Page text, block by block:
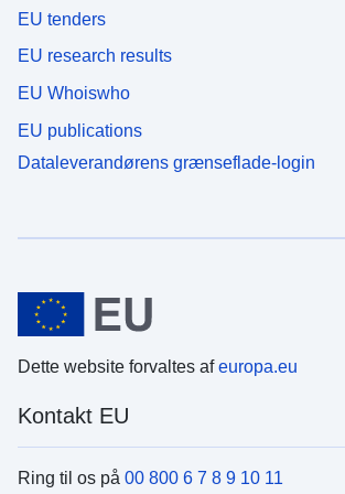
EU tenders
EU research results
EU Whoiswho
EU publications
Dataleverandørens grænseflade-login
Dette website forvaltes afeuropa.eu
Kontakt EU
Ring til os på 00 800 6 7 8 9 10 11